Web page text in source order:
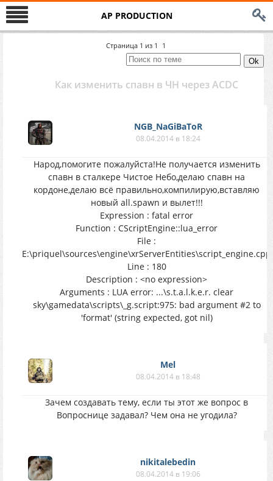
AP PRODUCTION
Страница 1 из 1 1
Как изменить спавн в ЧН через ACDC
NGB_NaGiBaToR
08.04.2014 в 18:24
Народ,помогите пожалуйста!Не получается изменить
спавн в сталкере Чистое Небо,делаю спавн на
кордоне,делаю всё правильно,компилирую,вставляю
новый all.spawn и вылет!!!
Expression : fatal error
Function : CScriptEngine::lua_error
File :
E:\priquel\sources\engine\xrServerEntities\script_engine.cpp
Line : 180
Description : <no expression>
Arguments : LUA error: ...\s.t.a.l.k.e.r. clear
sky\gamedata\scripts\_g.script:975: bad argument #2 to
'format' (string expected, got nil)
Mel
08.04.2014 в 18:48
Зачем создавать тему, если ты этот же вопрос в
Вопроснице задавал? Чем она не угодила?
nikitalebedin
08.04.2014 в 19:06